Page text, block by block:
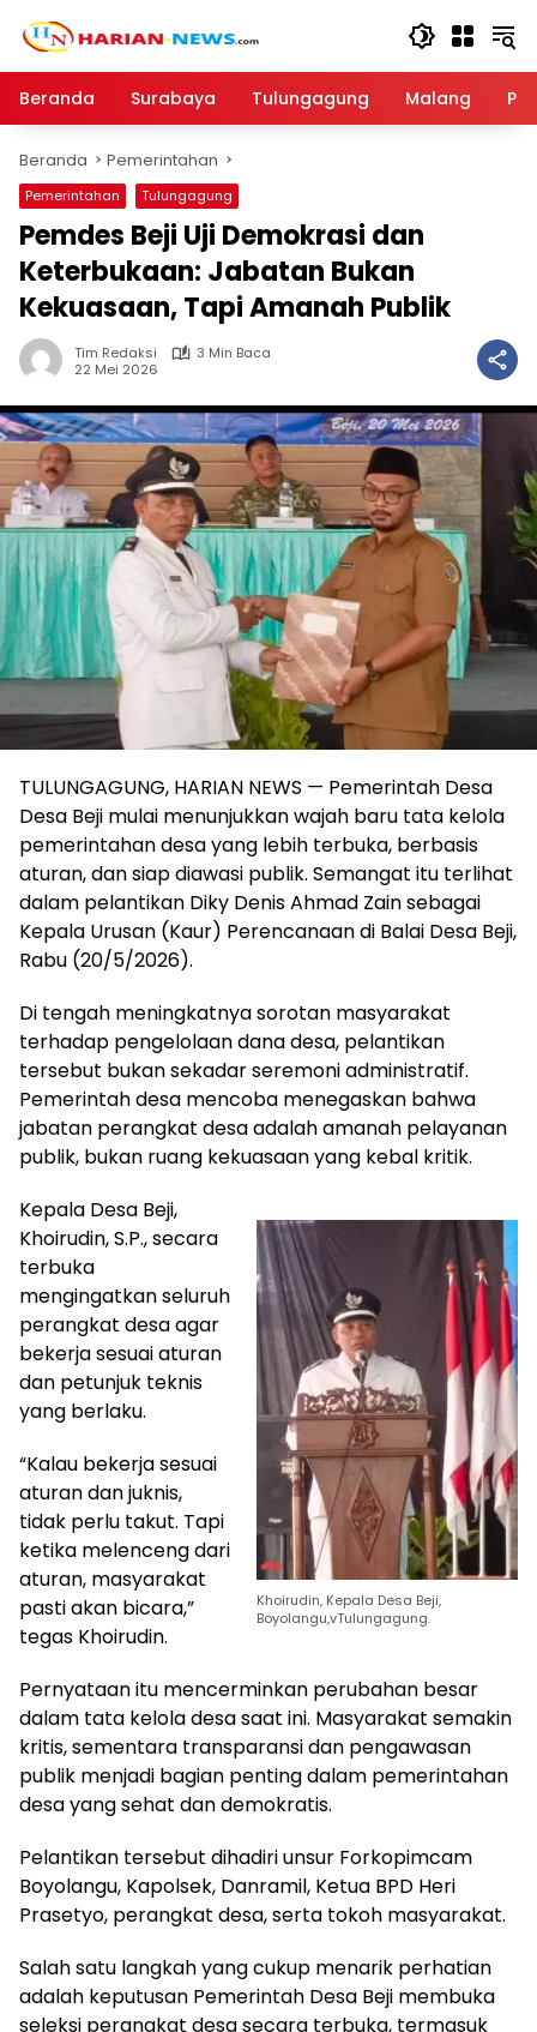
Beranda
Surabaya Tulungagung Malang
Beranda Pemerintahan
Pemerintahan Tulungagung
Pemdes Beji Uji Demokrasi dan
Keterbukaan: Jabatan Bukan
Kekuasaan, Tapi Amanah Publik
Tim Redaksi
3 Min Baca
22 Mei 2026
TULUNGAGUNG, HARIAN NEWS — Pemerintah Desa
Desa Beji mulai menunjukkan wajah baru tata kelola
pemerintahan desa yang lebih terbuka, berbasis
aturan, dan siap diawasi publik. Semangat itu terlihat
dalam pelantikan Diky Denis Ahmad Zain sebagai
Kepala Urusan (Kaur) Perencanaan di Balai Desa Beji,
Rabu (20/5/2026).
Di tengah meningkatnya sorotan masyarakat
terhadap pengelolaan dana desa, pelantikan
tersebut bukan sekadar seremoni administratif.
Pemerintah desa mencoba menegaskan bahwa
jabatan perangkat desa adalah amanah pelayanan
publik, bukan ruang kekuasaan yang kebal kritik.
Khoirudin, Kepala Desa Beji,
Boyolangu,vTulungagung.
Kepala Desa Beji,
Khoirudin, S.P., secara
terbuka
mengingatkan seluruh
perangkat desa agar
bekerja sesuai aturan
dan petunjuk teknis
yang berlaku.
“Kalau bekerja sesuai
aturan dan juknis,
tidak perlu takut. Tapi
ketika melenceng dari
aturan, masyarakat
pasti akan bicara,”
tegas Khoirudin.
Pernyataan itu mencerminkan perubahan besar
dalam tata kelola desa saat ini. Masyarakat semakin
kritis, sementara transparansi dan pengawasan
publik menjadi bagian penting dalam pemerintahan
desa yang sehat dan demokratis.
Pelantikan tersebut dihadiri unsur Forkopimcam
Boyolangu, Kapolsek, Danramil, Ketua BPD Heri
Prasetyo, perangkat desa, serta tokoh masyarakat.
Salah satu langkah yang cukup menarik perhatian
adalah keputusan Pemerintah Desa Beji membuka
seleksi perangkat desa secara terbuka, termasuk